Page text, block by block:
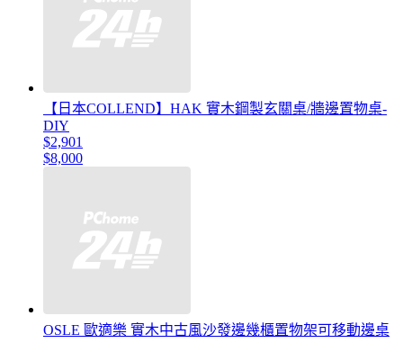
【日本COLLEND】HAK 實木鋼製玄關桌/牆邊置物桌-
DIY
$2,901
$8,000
OSLE 歐適樂 實木中古風沙發邊幾櫃置物架可移動邊桌